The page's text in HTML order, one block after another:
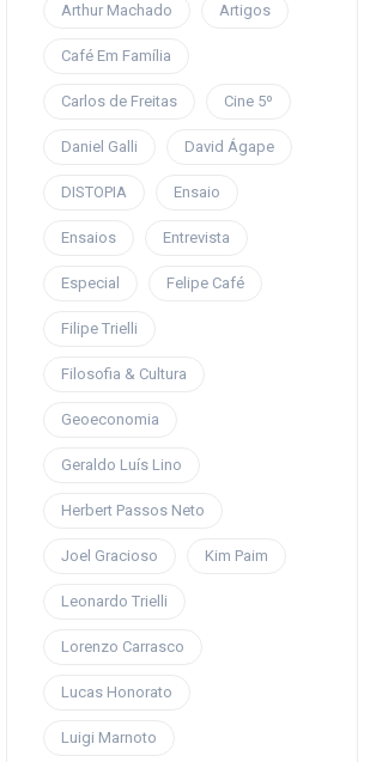
Arthur Machado Artigos
Café Em Família
Carlos de Freitas Cine 5º
Daniel Galli David Ágape
DISTOPIA Ensaio
Ensaios Entrevista
Especial Felipe Café
Filipe Trielli
Filosofia & Cultura
Geoeconomia
Geraldo Luís Lino
Herbert Passos Neto
Joel Gracioso Kim Paim
Leonardo Trielli
Lorenzo Carrasco
Lucas Honorato
Luigi Marnoto